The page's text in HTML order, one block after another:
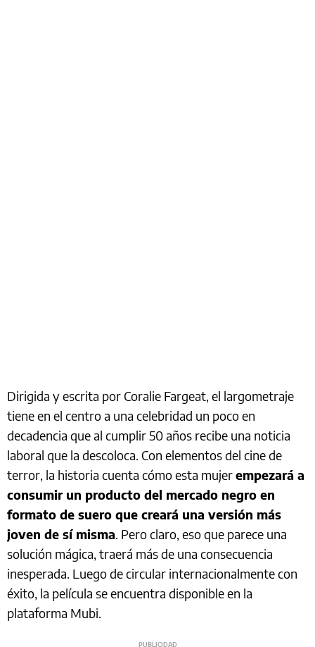
Dirigida y escrita por Coralie Fargeat, el largometraje
tiene en el centro a una celebridad un poco en
decadencia que al cumplir 50 años recibe una noticia
laboral que la descoloca. Con elementos del cine de
terror, la historia cuenta cómo esta mujerempezará a
consumir un producto del mercado negro en
formato de suero que creará una versión más
joven de sí misma. Pero claro, eso que parece una
solución mágica, traerá más de una consecuencia
inesperada. Luego de circular internacionalmente con
éxito, la película se encuentra disponible en la
plataforma Mubi.